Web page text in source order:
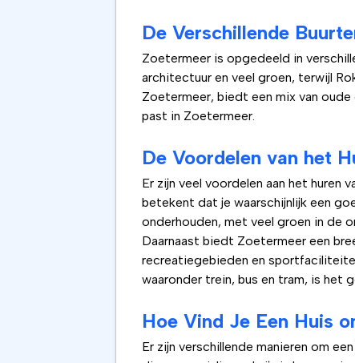
De Verschillende
Zoetermeer is opgedeeld in
architectuur en veel groen, terwijl
Zoetermeer, biedt een mix van
past in Zoetermeer.
De Voordelen van het
Er zijn veel voordelen aan het huren
betekent dat je waarschijnlijk een
onderhouden, met veel groen in de
Daarnaast biedt Zoetermeer een
recreatiegebieden en
waaronder trein, bus en tram, is het
Hoe Vind Je Een Huis
Er zijn verschillende manieren om